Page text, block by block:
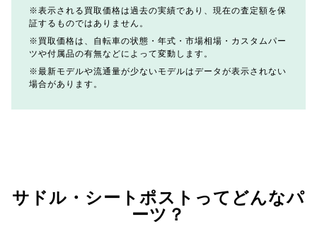
表示される買取価格は過去の実績であり、現在の査定額を保
証するものではありません。
買取価格は、自転車の状態・年式・市場相場・カスタムパー
ツや付属品の有無などによって変動します。
最新モデルや流通量が少ないモデルはデータが表示されない
場合があります。
サドル・シートポストってどんなパ
ーツ？